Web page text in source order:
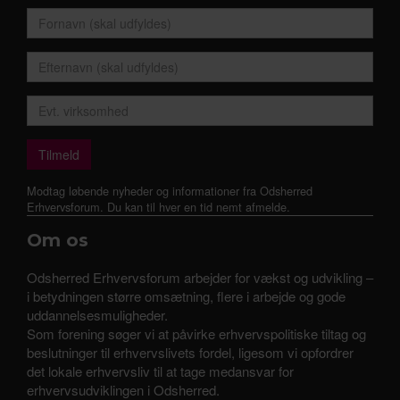
Modtag løbende nyheder og informationer fra Odsherred
Erhvervsforum. Du kan til hver en tid nemt afmelde.
Om os
Odsherred Erhvervsforum arbejder for vækst og udvikling –
i betydningen større omsætning, flere i arbejde og gode
uddannelsesmuligheder.
Som forening søger vi at påvirke erhvervspolitiske tiltag og
beslutninger til erhvervslivets fordel, ligesom vi opfordrer
det lokale erhvervsliv til at tage medansvar for
erhvervsudviklingen i Odsherred.